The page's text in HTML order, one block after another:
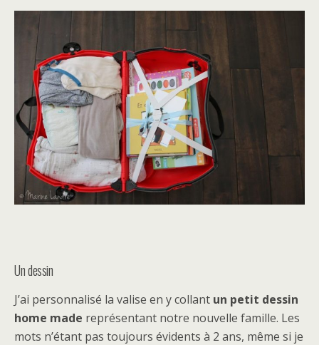
Un dessin
J’ai personnalisé la valise en y collant un petit dessin
home made représentant notre nouvelle famille. Les
mots n’étant pas toujours évidents à 2 ans, même si je